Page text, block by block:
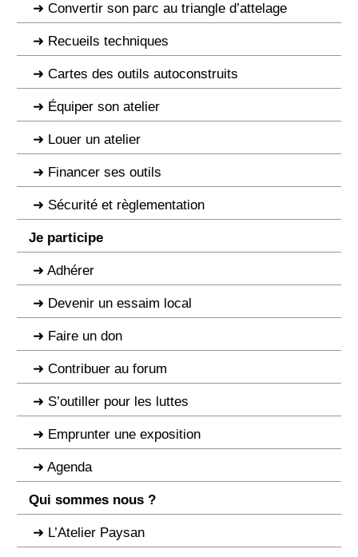
Convertir son parc au triangle d’attelage
Recueils techniques
Cartes des outils autoconstruits
Équiper son atelier
Louer un atelier
Financer ses outils
Sécurité et règlementation
Je participe
Adhérer
Devenir un essaim local
Faire un don
Contribuer au forum
S’outiller pour les luttes
Emprunter une exposition
Agenda
Qui sommes nous ?
L’Atelier Paysan